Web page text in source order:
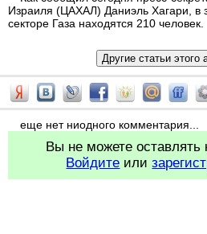
Израиля (ЦАХАЛ) Даниэль Хагари, в
секторе Газа находятся 210 человек.
еще нет ниодного комментария...
Вы не можете оставлять
Войдите или